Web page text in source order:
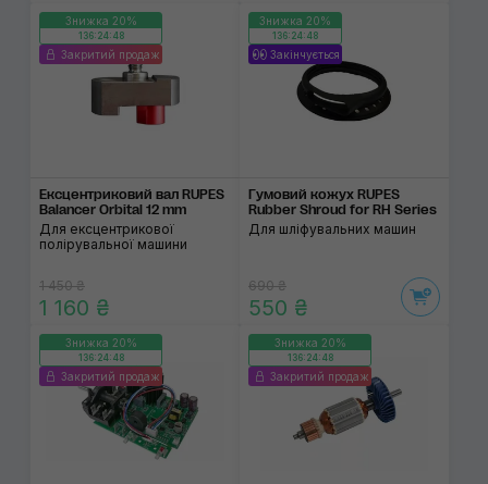
Знижка 20%
136:24:48
Закритий продаж
Ексцентриковий вал RUPES
Balancer Orbital 12 mm
Для ексцентрикової
полірувальної машини
1 450 ₴
1 160 ₴
Знижка 20%
136:24:48
Закінчується
Гумовий кожух RUPES
Rubber Shroud for RH Series
Для шліфувальних машин
690 ₴
550 ₴
Знижка 20%
136:24:48
Закритий продаж
Знижка 20%
136:24:48
Закритий продаж